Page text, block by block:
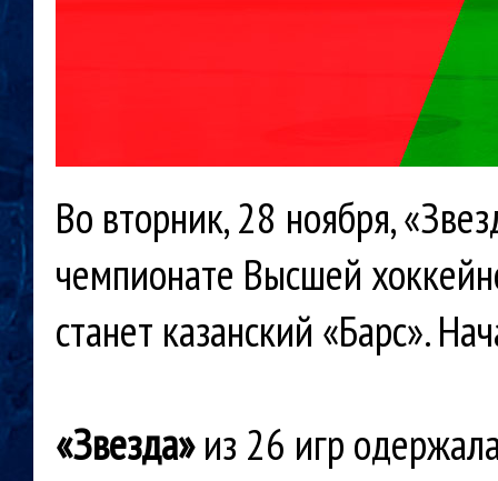
Во вторник, 28 ноября,
чемпионате Высшей
станет казанский «Барс».
«Звезда»из 26 игр